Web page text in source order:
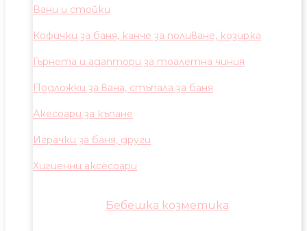
Вани и стойки
Кофички за баня, канче за поливане, козирка
Гърнета и адаптори за тоалетна чиния
Подложки за вана, стъпала за баня
Акесоари за къпане
Играчки за баня, други
Хигиенни аксесоари
Бебешка козметика